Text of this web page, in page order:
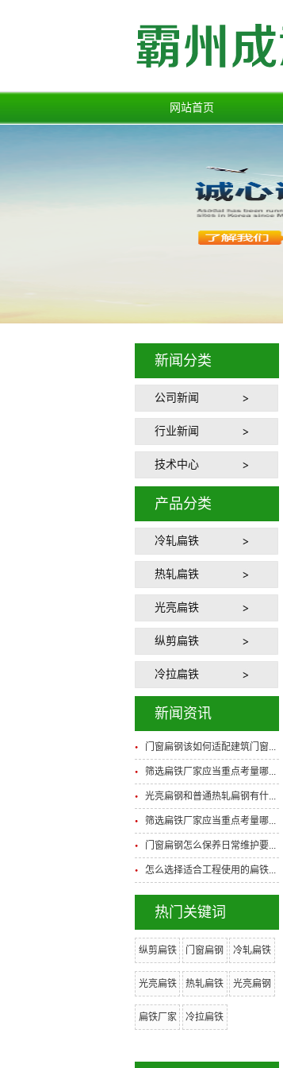
网站首页
新闻分类
公司新闻
行业新闻
技术中心
产品分类
冷轧扁铁
热轧扁铁
光亮扁铁
纵剪扁铁
冷拉扁铁
新闻资讯
门窗扁钢该如何适配建筑门窗...
筛选扁铁厂家应当重点考量哪...
光亮扁钢和普通热轧扁钢有什...
筛选扁铁厂家应当重点考量哪...
门窗扁钢怎么保养日常维护要...
怎么选择适合工程使用的扁铁...
热门关键词
纵剪扁铁 门窗扁钢 冷轧扁铁
光亮扁铁 热轧扁铁 光亮扁钢
扁铁厂家 冷拉扁铁